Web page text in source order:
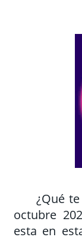
¿Qué te
octubre
esta en